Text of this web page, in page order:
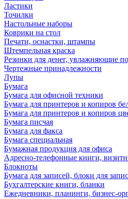
Ластики
Точилки
Настольные наборы
Коврики на стол
Печати, оснастки, штампы
Штемпельная краска
Резинки для денег, увлажняющие
Чертежные принадлежности
Лупы
Бумага
Бумага для офисной техники
Бумага для принтеров и копиров
Бумага для принтеров и копиров
Бумага писчая
Бумага для факса
Бумага специальная
Бумажная продукция для офиса
Адресно-телефонные книги,
Блокноты
Бумага для записей, блоки для
Бухгалтерские книги, бланки
Ежедневники, планинги, бизнес-